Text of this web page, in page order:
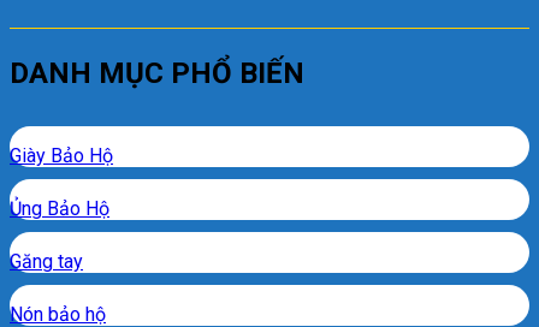
DANH MỤC PHỔ BIẾN
Giày Bảo Hộ
Ủng Bảo Hộ
Găng tay
Nón bảo hộ